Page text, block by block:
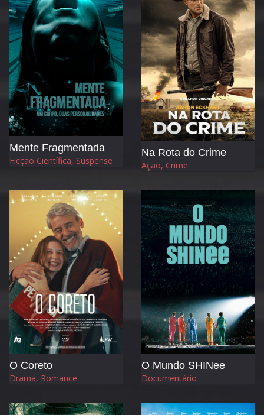
Mente Fragmentada
Ficção Científica, Suspense
Na Rota do Crime
Ação, Crime
O Coreto
Drama, Romance
O Mundo SHINee
Documentário